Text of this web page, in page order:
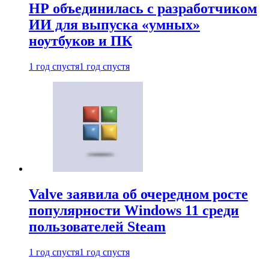
HP объединилась с разработчиком
ИИ для выпуска «умных»
ноутбуков и ПК
1 год спустя1 год спустя
Valve заявила об очередном росте
популярности Windows 11 среди
пользователей Steam
1 год спустя1 год спустя